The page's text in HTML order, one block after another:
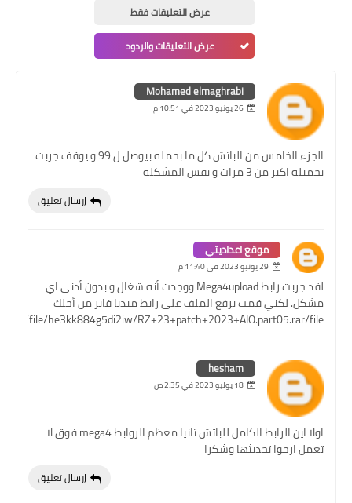
عرض التعليقات فقط
عرض التعليقات والردود
Mohamed elmaghrabi
26 يونيو 2023 في 10:51 م
الجزء الخامس من الباتش كل ما بحمله بيوصل ل 99 و يوقف جربت
تحميله اكتر من 3 مرات و نفس المشكلة
إرسال تعليق
موقع اعداديتي
29 يونيو 2023 في 11:40 م
لقد جربت رابط Mega4upload ووجدت أنه شغال و بدون أدنى اي
مشكل. لكني قمت برفع الملف على رابط ميديا فاير من أجلك
file/he3kk884g5di2iw/RZ+23+patch+2023+AIO.part05.rar/file
hesham
18 يوليو 2023 في 2:35 ص
اولا اين الرابط الكامل للباتش ثانيا معظم الروابط mega4 فوق لا
تعمل ارجوا تحديثها وشكرا
إرسال تعليق